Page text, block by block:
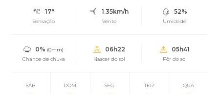
17°
Sensação
1.35km/h
Vento
52%
Umidade
0% (0mm)
Chance de chuva
06h22
Nascer do sol
05h41
Pôr do sol
SÁB DOM SEG TER QUA